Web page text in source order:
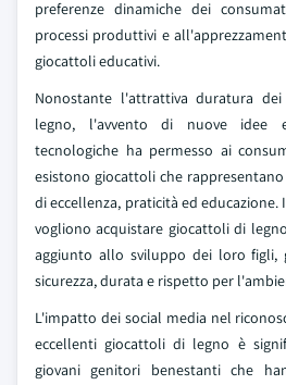
preferenze dinamiche dei
processi produttivi e
giocattoli educativi.
Nonostante l'attrattiva duratura
legno, l'avvento di nuove idee
tecnologiche ha permesso ai
esistono giocattoli che
di eccellenza, praticità ed
vogliono acquistare giocattoli di
aggiunto allo sviluppo dei loro figli,
sicurezza, durata e rispetto per
L'impatto dei social media nel
eccellenti giocattoli di legno è
giovani genitori benestanti che